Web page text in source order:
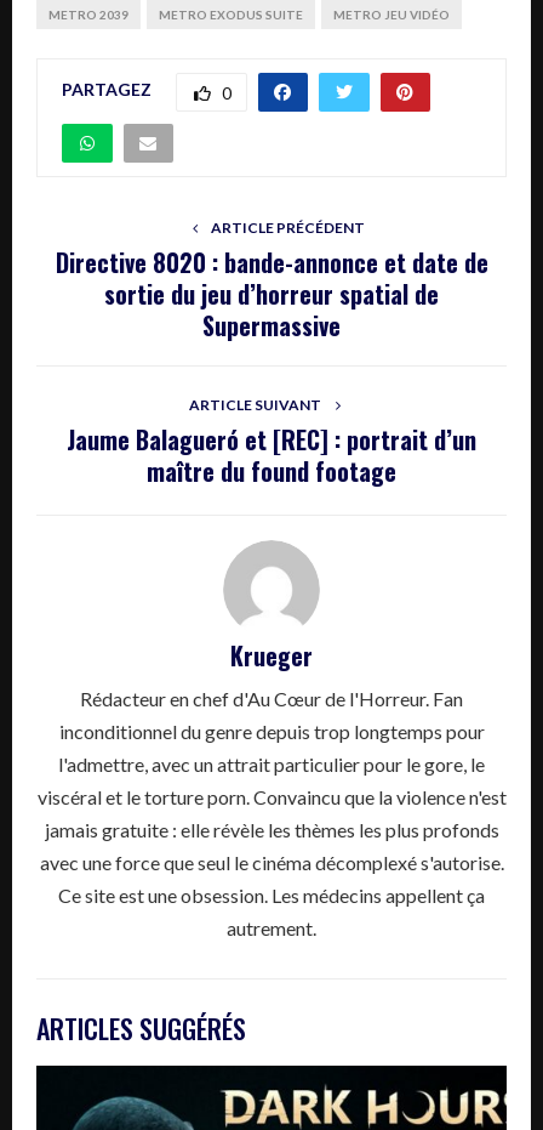
METRO 2039 METRO EXODUS SUITE METRO JEU VIDÉO
PARTAGEZ 0
ARTICLE PRÉCÉDENT
Directive 8020 : bande-annonce et date de
sortie du jeu d’horreur spatial de
Supermassive
ARTICLE SUIVANT
Jaume Balagueró et [REC] : portrait d’un
maître du found footage
Krueger
Rédacteur en chef d'Au Cœur de l'Horreur. Fan
inconditionnel du genre depuis trop longtemps pour
l'admettre, avec un attrait particulier pour le gore, le
viscéral et le torture porn. Convaincu que la violence n'est
jamais gratuite : elle révèle les thèmes les plus profonds
avec une force que seul le cinéma décomplexé s'autorise.
Ce site est une obsession. Les médecins appellent ça
autrement.
ARTICLES SUGGÉRÉS